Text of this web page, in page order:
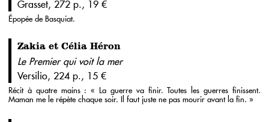
Grasset, 272 p., 19 €
Épopée de Basquiat.
Zakia et Célia Héron
Le Premier qui voit la mer
Versilio, 224 p., 15 €
Récit à quatre mains : « La guerre va finir. Toutes les guerres finissent.
Maman me le répète chaque soir. Il faut juste ne pas mourir avant la fin. »